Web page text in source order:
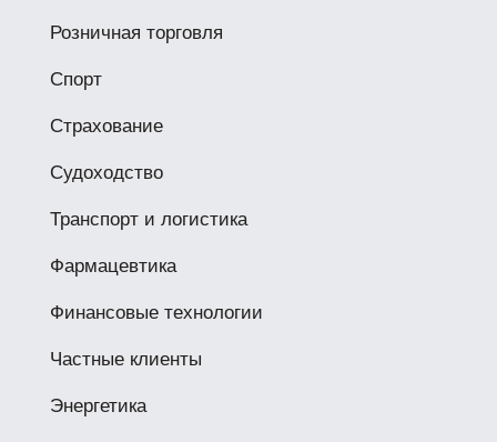
Розничная торговля
Спорт
Страхование
Судоходство
Транспорт и логистика
Фармацевтика
Финансовые технологии
Частные клиенты
Энергетика